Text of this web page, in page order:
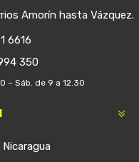
Amorín hasta Vázquez.
6616
350
– Sáb. de 9 a 12.30